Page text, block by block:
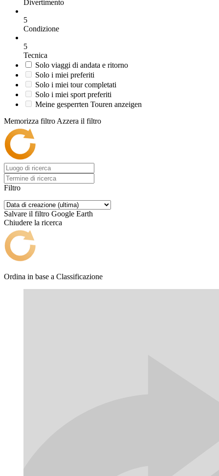
Divertimento
5
Condizione
5
Tecnica
Solo viaggi di andata e ritorno
Solo i miei preferiti
Solo i miei tour completati
Solo i miei sport preferiti
Meine gesperrten Touren anzeigen
Memorizza filtro Azzera il filtro
Filtro
Salvare il filtro Google Earth
Chiudere la ricerca
Ordina in base a Classificazione